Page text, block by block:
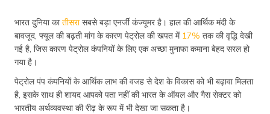
भारत दुनिया कातीसरासबसे बड़ा एनर्जी कंज्यूमर है। हाल की आर्थिक मंदी के
बावजूद, फ्यूल की बढ़ती मांग के कारण पेट्रोल की खपत में 17% तक की वृद्धि देखी
गई है, जिस कारण पेट्रोल कंपनियों के लिए एक अच्छा मुनाफा कमाना बेहद सरल हो
गया है।
पेट्रोल पंप कंपनियों के आर्थिक लाभ की वजह से देश के विकास को भी बढ़ावा मिलता
है, इसके साथ ही शायद आपको पता नहीं की भारत के ऑयल और गैस सेक्टर को
भारतीय अर्थव्यवस्था की रीढ़ के रूप में भी देखा जा सकता है।